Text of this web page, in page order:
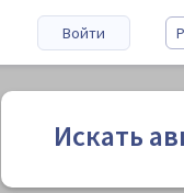
Войти
Искать